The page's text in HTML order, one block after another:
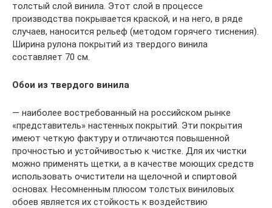
толстый слой винила. Этот слой в процессе
производства покрывается краской, и на него, в ряде
случаев, наносится рельеф (методом горячего тиснения).
Ширина рулона покрытий из твердого винила
составляет 70 см.
Обои из твердого винила
— наиболее востребованный на российском рынке
«представитель» настенных покрытий. Эти покрытия
имеют четкую фактуру и отличаются повышенной
прочностью и устойчивостью к чистке. Для их чистки
можно применять щетки, а в качестве моющих средств
использовать очистители на щелочной и спиртовой
основах. Несомненным плюсом толстых виниловых
обоев является их стойкость к воздействию